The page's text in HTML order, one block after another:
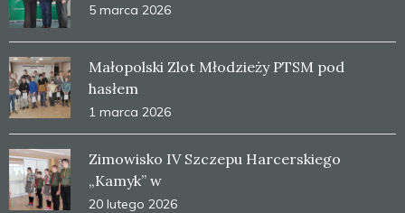
5 marca 2026
Małopolski Zlot Młodzieży PTSM pod
hasłem
1 marca 2026
Zimowisko IV Szczepu Harcerskiego
„Kamyk” w
20 lutego 2026